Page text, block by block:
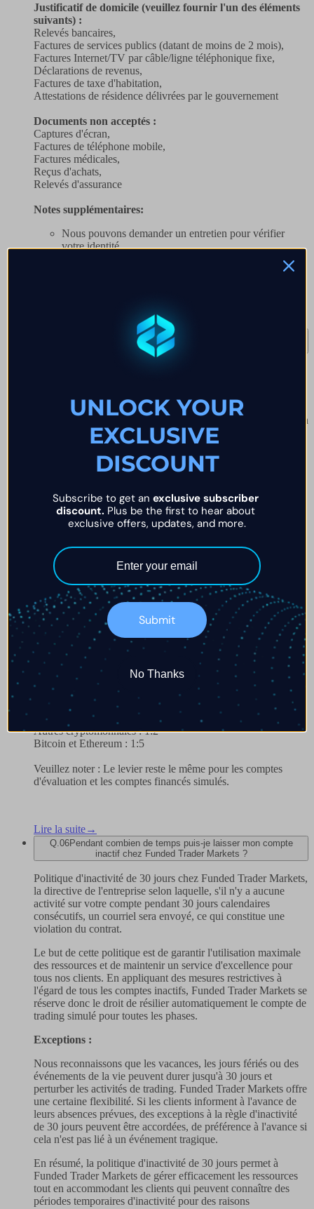
Justificatif de domicile (veuillez fournir l'un des éléments
suivants) :
Relevés bancaires,
Factures de services publics (datant de moins de 2 mois),
Factures Internet/TV par câble/ligne téléphonique fixe,
Déclarations de revenus,
Factures de taxe d'habitation,
Attestations de résidence délivrées par le gouvernement
Documents non acceptés :
Captures d'écran,
Factures de téléphone mobile,
Factures médicales,
Reçus d'achats,
Relevés d'assurance
Notes supplémentaires:
Nous pouvons demander un entretien pour vérifier
votre identité.
À notre discrétion, nous pouvons refuser un compte
Suis-je réintégré ou indemnisé si mon compte de trading est
compromis ?
Veuillez vous assurer que vos identifiants de compte restent en
sécurité contre toute personne afin d'éviter qu'un tel
événement ne se produise.
Nous ne réactiverons pas les comptes qui ont été exposés,
Action immédiate : Si vous pensez que votre compte a été
compromis, contactez notre équipe immédiatement et nous
serons heureux de vous aider à changer votre mot de passe
Note importante
: Les réactivations de compte ne sont pas
envisagées. Il est essentiel de nous contacter dès que possible
si vous soupçonnez un accès non autorisé à votre compte.
Lire la suite
→
Q. Quel est le levier disponible dans tous les programmes ?
Tous les types et tailles de compte FTM ont le même levier et
ils sont les suivants :
Forex : 1:100
Métaux et Énergies : 1:30
Indices : 1:30
Autres cryptomonnaies : 1:2
Bitcoin et Ethereum : 1:5
Veuillez noter : Le levier reste le même pour les comptes
d'évaluation et les comptes financés simulés.
Lire la suite→
Q. 06Pendant combien de temps puis-je laisser mon compte
inactif chez Funded Trader Markets ?
Politique d'inactivité de 30 jours chez Funded Trader Markets,
la directive de l'entreprise selon laquelle, s'il n'y a aucune
activité sur votre compte pendant 30 jours calendaires
consécutifs, un courriel sera envoyé, ce qui constitue une
violation du contrat.
Le but de cette politique est de garantir l'utilisation maximale
des ressources et de maintenir un service d'excellence pour
tous nos clients. En appliquant des mesures restrictives à
l'égard de tous les comptes inactifs, Funded Trader Markets se
réserve donc le droit de résilier automatiquement le compte de
trading simulé pour toutes les phases.
Exceptions :
Nous reconnaissons que les vacances, les jours fériés ou des
événements de la vie peuvent durer jusqu'à 30 jours et
perturber les activités de trading. Funded Trader Markets offre
une certaine flexibilité. Si les clients informent à l'avance de
leurs absences prévues, des exceptions à la règle d'inactivité
de 30 jours peuvent être accordées, de préférence à l'avance si
cela n'est pas lié à un événement tragique.
En résumé, la politique d'inactivité de 30 jours permet à
Funded Trader Markets de gérer efficacement les ressources
tout en accommodant les clients qui peuvent connaître des
périodes temporaires d'inactivité pour des raisons
UNLOCK YOUR
EXCLUSIVE
DISCOUNT
Subscribe to get an exclusive subscriber
discount. Plus be the first to hear about
exclusive offers, updates, and more.
Submit
No Thanks